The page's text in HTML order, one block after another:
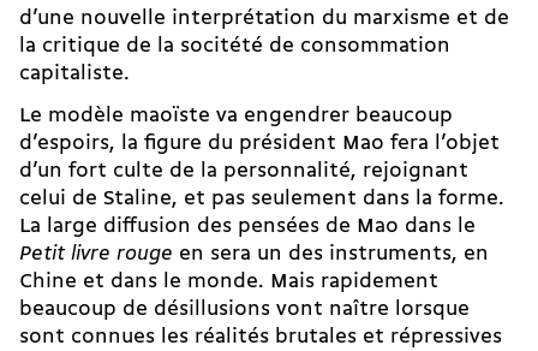
d’une nouvelle interprétation du marxisme et de
la critique de la socitété de consommation
capitaliste.
Le modèle maoïste va engendrer beaucoup
d’espoirs, la figure du président Mao fera l’objet
d’un fort culte de la personnalité, rejoignant
celui de Staline, et pas seulement dans la forme.
La large diffusion des pensées de Mao dans le
Petit livre rouge en sera un des instruments, en
Chine et dans le monde. Mais rapidement
beaucoup de désillusions vont naître lorsque
sont connues les réalités brutales et répressives